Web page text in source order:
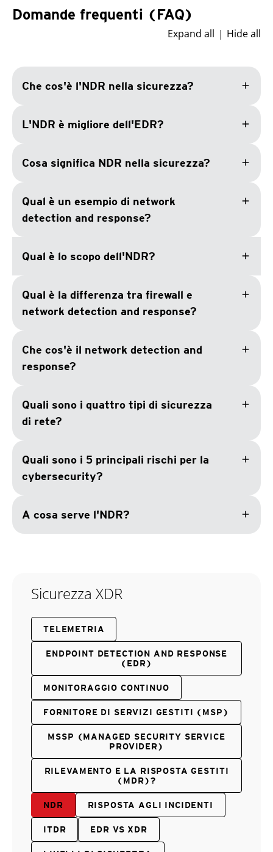
Domande frequenti (FAQ)
Expand all Hide all
Che cos'è l'NDR nella sicurezza? add
L'NDR è migliore dell'EDR? add
Cosa significa NDR nella sicurezza? add
Qual è un esempio di network
detection and response?
add
Qual è lo scopo dell'NDR? add
Qual è la differenza tra firewall e
network detection and response?
add
Che cos'è il network detection and
response?
add
Quali sono i quattro tipi di sicurezza
di rete?
add
Quali sono i 5 principali rischi per la
cybersecurity?
add
A cosa serve l'NDR? add
Sicurezza XDR
TELEMETRIA
ENDPOINT DETECTION AND RESPONSE
(EDR)
MONITORAGGIO CONTINUO
FORNITORE DI SERVIZI GESTITI (MSP)
MSSP (MANAGED SECURITY SERVICE
PROVIDER)
RILEVAMENTO E LA RISPOSTA GESTITI
(MDR)?
NDR RISPOSTA AGLI INCIDENTI
ITDR EDR VS XDR